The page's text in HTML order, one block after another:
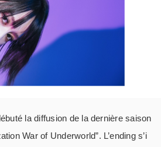
la diffusion de la dernière saison
War of Underworld”. L’ending s’i